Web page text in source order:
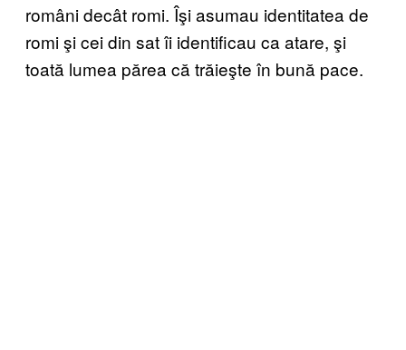
români decât romi. Îşi asumau identitatea de
romi şi cei din sat îi identificau ca atare, şi
toată lumea părea că trăieşte în bună pace.